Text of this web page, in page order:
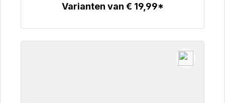
Varianten van € 19,99*